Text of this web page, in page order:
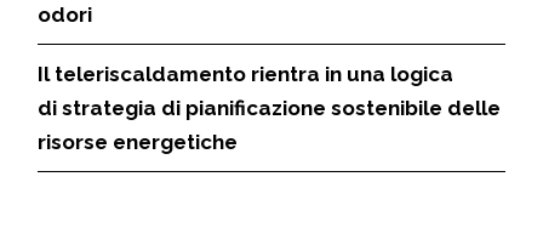
odori
Il teleriscaldamento rientra in una logica
di strategia di pianificazione sostenibile delle
risorse energetiche